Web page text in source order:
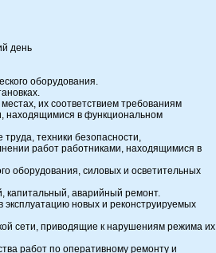
день
оборудования.
их соответствием требованиям
находящимися в функциональном
техники безопасности,
работ работниками, находящимися в
оборудования, силовых и осветительных
капитальный, аварийный ремонт.
эксплуатацию новых и реконструируемых
сети, приводящие к нарушениям режима их
работ по оперативному ремонту и